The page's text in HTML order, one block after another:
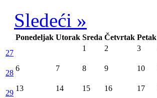
Sledeći »
Ponedeljak Utorak Sreda Četvrtak Petak
27
1 2 3
28
6 7 8 9 10
29
13 14 15 16 17